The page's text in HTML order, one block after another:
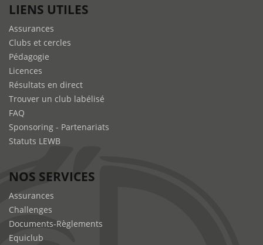
LIENS UTILES
Assurances
Clubs et cercles
Pédagogie
Licences
Résultats en direct
Trouver un club labélisé
FAQ
Sponsoring - Partenariats
Statuts LEWB
NOS SERVICES
Assurances
Challenges
Documents-Règlements
Equiclub